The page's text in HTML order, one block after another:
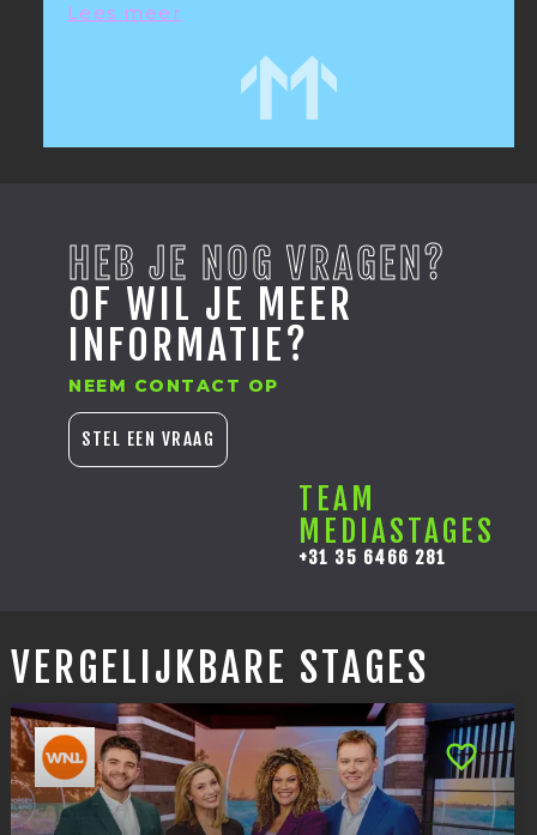
Lees meer
HEB JE NOG VRAGEN?
OF WIL JE MEER
INFORMATIE?
NEEM CONTACT OP
STEL EEN VRAAG
TEAM
MEDIASTAGES
+31 35 6466 281
VERGELIJKBARE STAGES